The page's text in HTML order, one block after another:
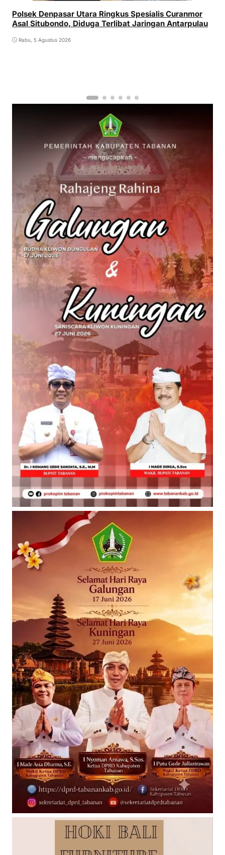
Polsek Denpasar Utara Ringkus Spesialis Curanmor
Asal Situbondo, Diduga Terlibat Jaringan Antarpulau
Rabu, 5 Agustus 2026